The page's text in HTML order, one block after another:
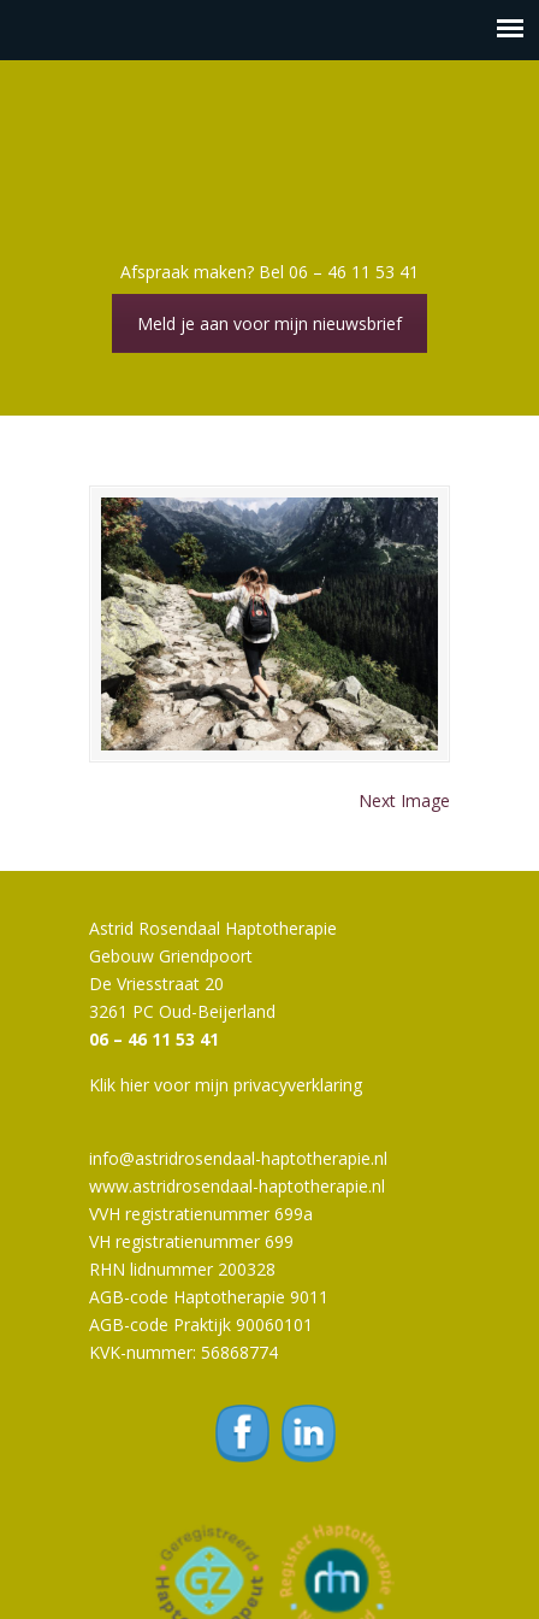
Afspraak maken? Bel 06 – 46 11 53 41
Meld je aan voor mijn nieuwsbrief
Next Image
Astrid Rosendaal Haptotherapie
Gebouw Griendpoort
De Vriesstraat 20
3261 PC Oud-Beijerland
06 – 46 11 53 41
Klik hier voor mijn privacyverklaring
info@astridrosendaal-haptotherapie.nl
www.astridrosendaal-haptotherapie.nl
VVH registratienummer 699a
VH registratienummer 699
RHN lidnummer 200328
AGB-code Haptotherapie 9011
AGB-code Praktijk 90060101
KVK-nummer: 56868774